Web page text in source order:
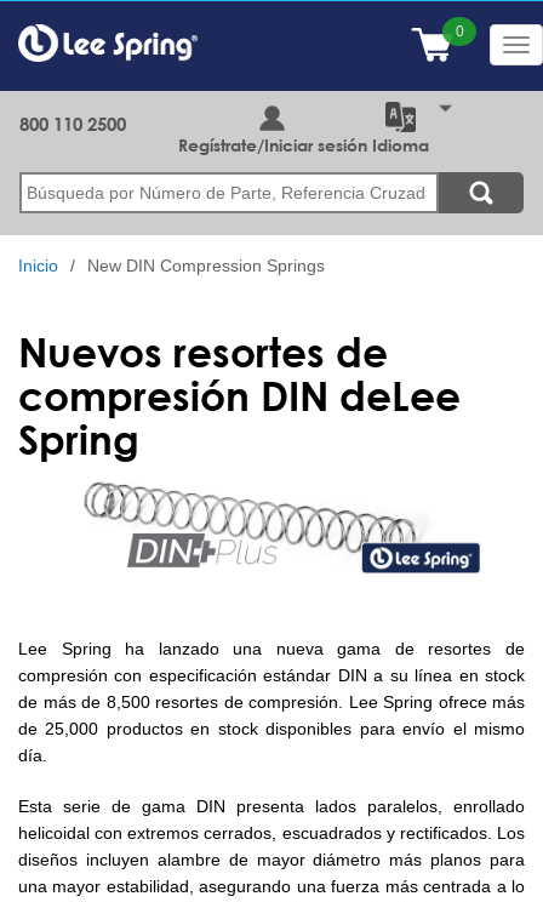
contenido
principal
Buscar
800 110 2500
Regístrate/Iniciar sesiónIdioma
Inicio New DIN Compression Springs
Nuevos resortes de
compresión DIN deLee
Spring
Lee Spring ha lanzado una nueva gama de resortes de
compresión con especificación estándar DIN a su línea en stock
de más de 8,500 resortes de compresión. Lee Spring ofrece más
de 25,000 productos en stock disponibles para envío el mismo
día.
Esta serie de gama DIN presenta lados paralelos, enrollado
helicoidal con extremos cerrados, escuadrados y rectificados. Los
diseños incluyen alambre de mayor diámetro más planos para
una mayor estabilidad, asegurando una fuerza más centrada a lo